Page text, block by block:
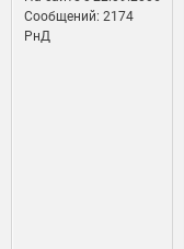
Сообщений: 2174
РнД